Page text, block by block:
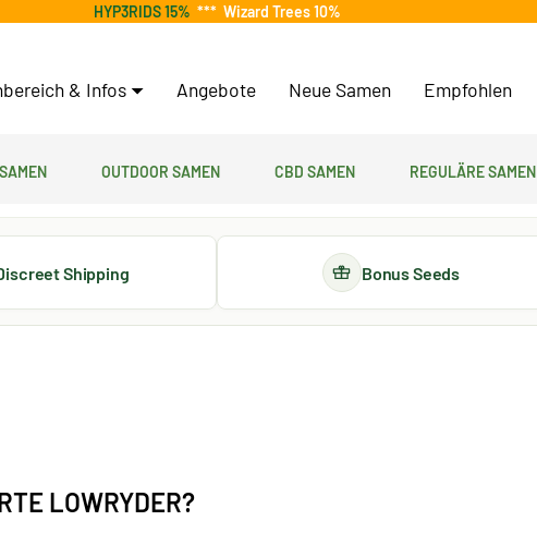
HYP3RIDS 15% *** Wizard Trees 10%
& Infos Angebote Neue Samen Empfohlen
Outdoor Samen CBD Samen Reguläre Samen
Shipping Bonus Seeds
LOWRYDER?